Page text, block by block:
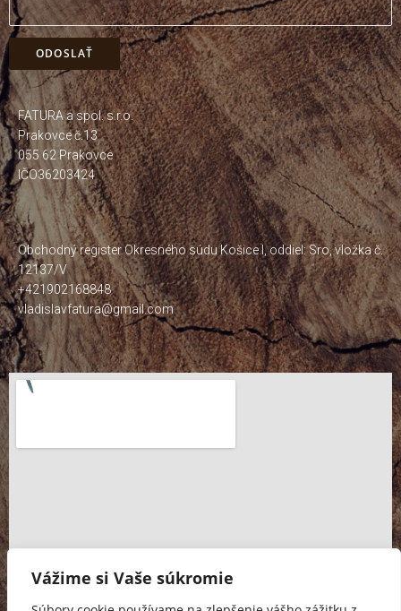
Vážime si Vaše súkromie
FATURA a spol. s.r.o.
Prakovce č.13
055 62 Prakovce
IČO36203424
Obchodný register Okresného súdu Košice I, oddiel: Sro, vložka č.
12137/V
+421902168848
vladislavfatura@gmail.com